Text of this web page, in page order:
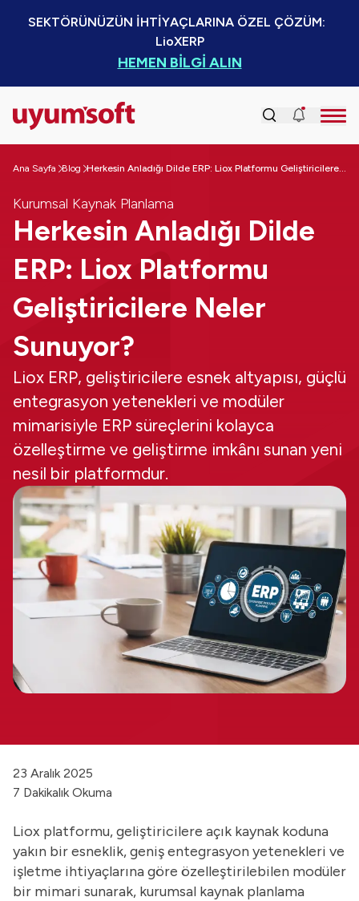
SEKTÖRÜNÜZÜN İHTİYAÇLARINA ÖZEL ÇÖZÜM:
LioXERP
HEMEN BİLGİ ALIN
Ana Sayfa Blog Herkesin Anladığı Dilde ERP: Liox Platformu Geliştiricilere Neler Sunuyor?
Kurumsal Kaynak Planlama
Herkesin Anladığı Dilde
ERP: Liox Platformu
Geliştiricilere Neler
Sunuyor?
Liox ERP, geliştiricilere esnek altyapısı, güçlü
entegrasyon yetenekleri ve modüler
mimarisiyle ERP süreçlerini kolayca
özelleştirme ve geliştirme imkânı sunan yeni
nesil bir platformdur.
23 Aralık 2025
7 Dakikalık Okuma
Liox platformu, geliştiricilere açık kaynak koduna
yakın bir esneklik, geniş entegrasyon yetenekleri ve
işletme ihtiyaçlarına göre özelleştirilebilen modüler
bir mimari sunarak, kurumsal kaynak planlama